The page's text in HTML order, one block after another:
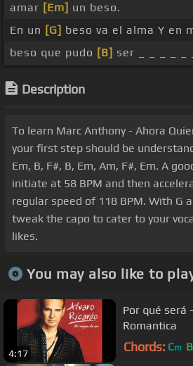
amar [Em] un beso.
En un [G] beso va el alma Y en
beso que pudo [B] ser _ _ _ _ _
Description
To learn Marc Anthony - Ahora
your first step should be
Em, B, F#, B, Em, Am, F#, Em. A
initiate at 58 BPM and then
regular speed of 118 BPM. With G
tweak the capo to cater to your
likes.
You may also like to
4:17
Por qué será
Romantica
Chords: Cm B